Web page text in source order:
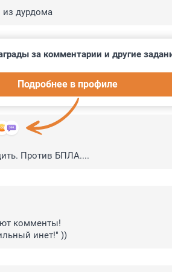
дурдома
за комментарии и другие
Подробнее в профиле
Против БПЛА....
комменты!
инет!" ))